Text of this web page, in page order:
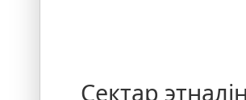
Сектар